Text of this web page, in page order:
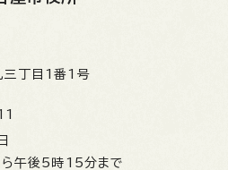
三丁目1番1号
午後5時15分まで